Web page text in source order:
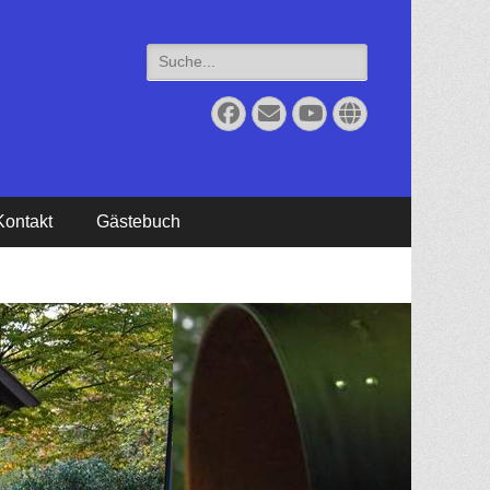
Suche
für:
Facebook
EmailYouTube
Website
Gästebuch